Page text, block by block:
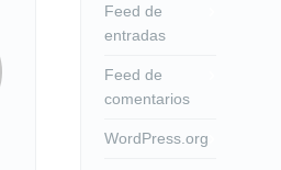
Feed de
entradas
Feed de
comentarios
WordPress.org